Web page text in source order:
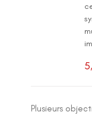
Plusieurs